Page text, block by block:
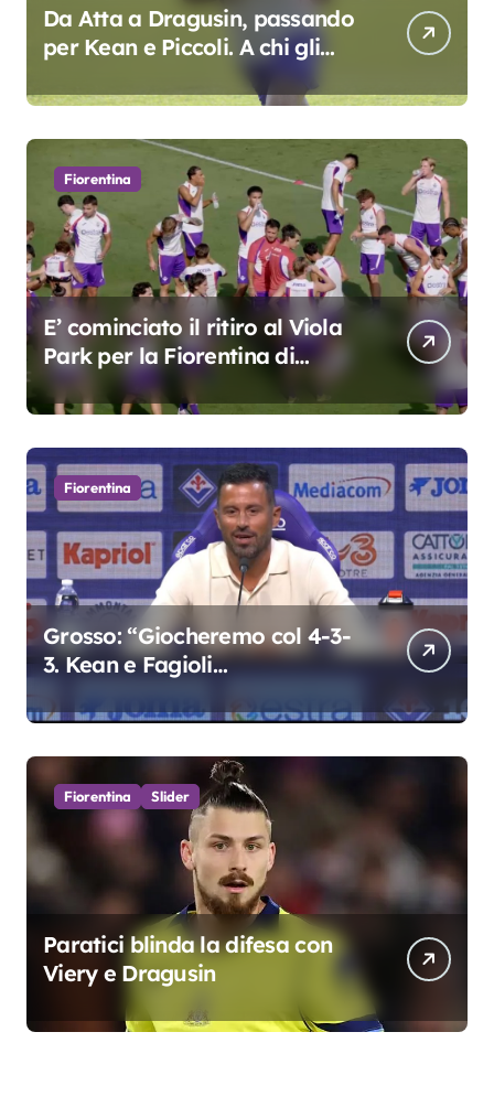
Da Atta a Dragusin, passando
per Kean e Piccoli. A chi gli
oscar del precampionato?
Fiorentina
E’ cominciato il ritiro al Viola
Park per la Fiorentina di
Grosso
Fiorentina
Grosso: “Giocheremo col 4-3-
3. Kean e Fagioli
colpo”
Fiorentina Slider
Paratici blinda la difesa con
Viery e Dragusin